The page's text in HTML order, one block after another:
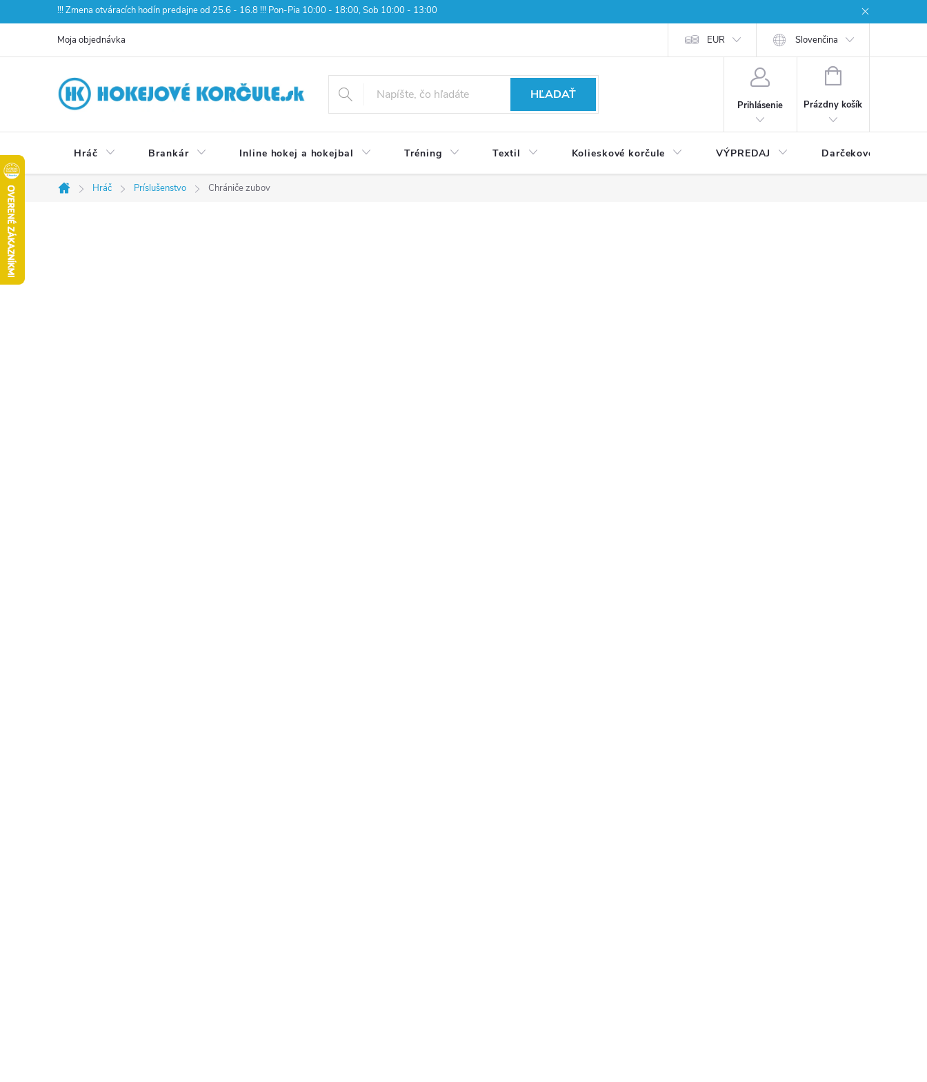
na
!!! Zmena otváracích hodín predajne od 25.6 - 16.8 !!! Pon-Pia 10:00 - 18:00, Sob 10:00 - 13:00
Moja objednávka EUR Slovenčina
HĽADAŤ
Prihlásenie
NÁKUPNÝ
Prázdny košík
Hráč Brankár Inline hokej a hokejbal Tréning Textil Kolieskové korčule VÝPREDAJ Darčekové poukážky
Domov
Hráč Príslušenstvo Chrániče zubov